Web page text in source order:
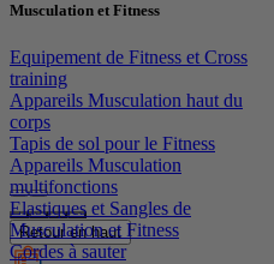
Musculation et Fitness
Equipement de Fitness et Cross
training
Appareils Musculation haut du
corps
Tapis de sol pour le Fitness
Appareils Musculation
multifonctions
Elastiques et Sangles de
Musculation et Fitness
Cordes à sauter
Retour en haut